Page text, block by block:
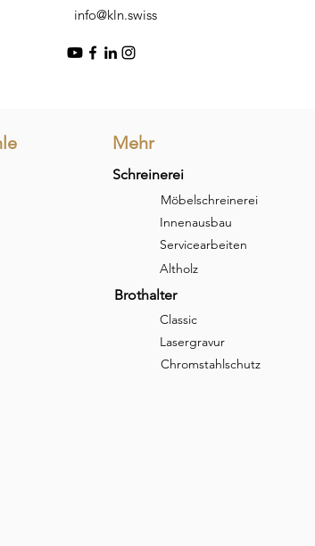
info@kln.swiss
Mehr
Schreinerei
Möbelschreinerei
Innenausbau
Servicearbeiten
Altholz
Brothalter
Classic
Lasergravur
Chromstahlschutz